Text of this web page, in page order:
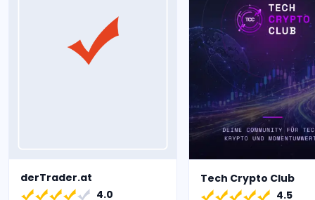
derTrader.at
4.0
Tech Crypto Club
4.5